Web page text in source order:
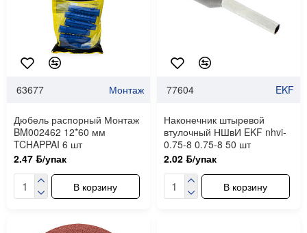
63677 Монтаж
Дюбель распорный Монтаж
BM002462 12*60 мм
TCHAPPAI 6 шт
2.47 ƃ/упак
В корзину
77604 EKF
Наконечник штыревой
втулочный НШвИ EKF nhvi-
0.75-8 0.75-8 50 шт
2.02 ƃ/упак
В корзину